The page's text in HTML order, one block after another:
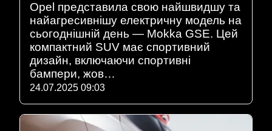
Opel представила свою найшвидшу та
найагресивнішу електричну модель на
сьогоднішній день — Mokka GSE. Цей
компактний SUV має спортивний
дизайн, включаючи спортивні
бампери, жов…
24.07.2025 09:03